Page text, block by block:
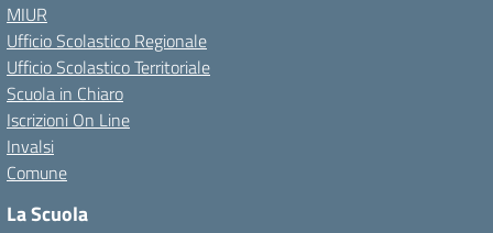
MIUR
Ufficio Scolastico Regionale
Ufficio Scolastico Territoriale
Scuola in Chiaro
Iscrizioni On Line
Invalsi
Comune
La Scuola